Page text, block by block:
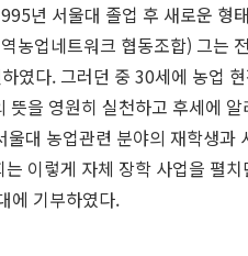
년 서울대 졸업 후 새로운 형
농업네트워크 협동조합) 그는
였다. 그러던 중 30세에 농업
뜻을 영원히 실천하고 후세에
대 농업관련 분야의 재학생과
이렇게 자체 장학 사업을 펼
에 기부하였다.